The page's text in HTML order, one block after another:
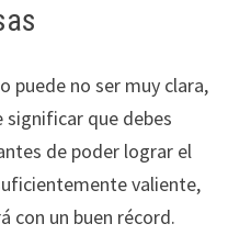
puede no ser muy clara,
significar que debes
de poder lograr el
valiente,
con un buen récord.